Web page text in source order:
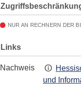
NUR AN RECHNERN DER
Links
Nachweis
und